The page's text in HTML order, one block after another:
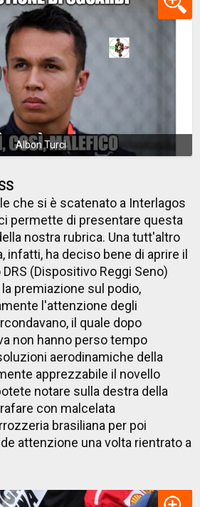
Albon Turci
che si è scatenato a Interlagos
permette di presentare questa
nostra rubrica. Una tutt'altro
infatti, ha deciso bene di aprire il
(Dispositivo Reggi Seno)
premiazione sul podio,
l'attenzione degli
il quale dopo
non hanno perso tempo
aerodinamiche della
apprezzabile il novello
notare sulla destra della
con malcelata
brasiliana per poi
attenzione una volta rientrato a